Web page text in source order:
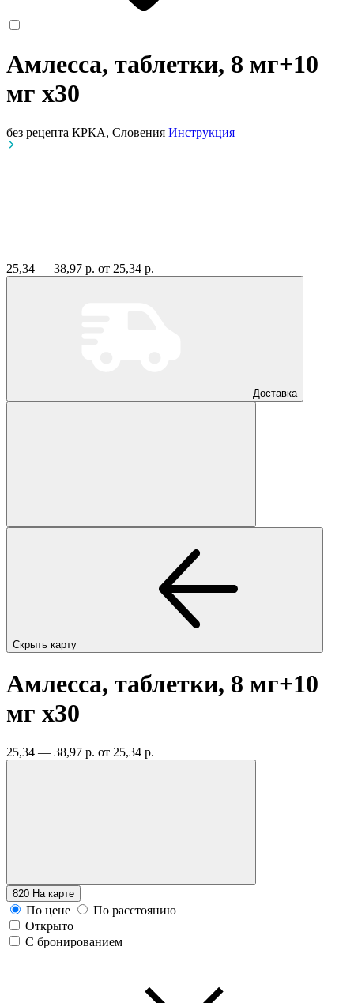
Амлесса, таблетки, 8 мг+10
мг x30
без рецепта КРКА, Словения Инструкция
25,34 — 38,97 р. от 25,34 р.
Доставка
Скрыть карту
Амлесса, таблетки, 8 мг+10
мг x30
25,34 — 38,97 р. от 25,34 р.
820 На карте
По цене
По расстоянию
Открыто
С бронированием